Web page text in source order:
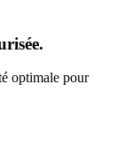
optimale pour